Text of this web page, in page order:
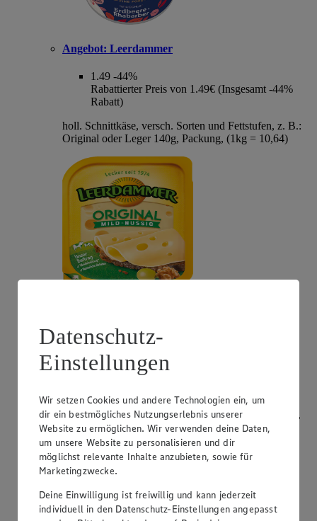
Angebot: Leerdammer
1.49 -44%
Rabattierter Preis von 1.49€ (Insgesamt -44%
Rabatt)
holl. Schnittkäse, versch. Sorten und Fettstufen, z. B.:
Original oder Leger 140g, Packung, (1kg = 10,64)
0.99 App
App Preis von 0.99€
1.11
-53%
Rabattierter Preis von 1.11€ (Insgesamt -53%
Frischkäsezubereitung, versch. Sorten und Fettstufen,
120/150g Packung/Becher, (1kg = 9,25/7,40)
Datenschutz-
Einstellungen
Wir setzen Cookies und andere Technologien ein, um
dir ein bestmögliches Nutzungserlebnis unserer
Website zu ermöglichen. Wir verwenden deine Daten,
um unsere Website zu personalisieren und dir
möglichst relevante Inhalte anzubieten, sowie für
Marketingzwecke.
Deine Einwilligung ist freiwillig und kann jederzeit
individuell in den Datenschutz-Einstellungen angepasst